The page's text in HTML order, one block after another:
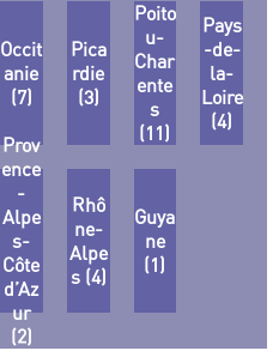
Occit
anie
(7)
Pica
rdie
(3)
Poito
u-
Char
ente
s
(11)
Pays
-de-
la-
Loire
(4)
Prov
ence
-
Alpe
s-
Côte
d’Az
ur
(2)
Rhô
ne-
Alpe
s (4)
Guya
ne
(1)